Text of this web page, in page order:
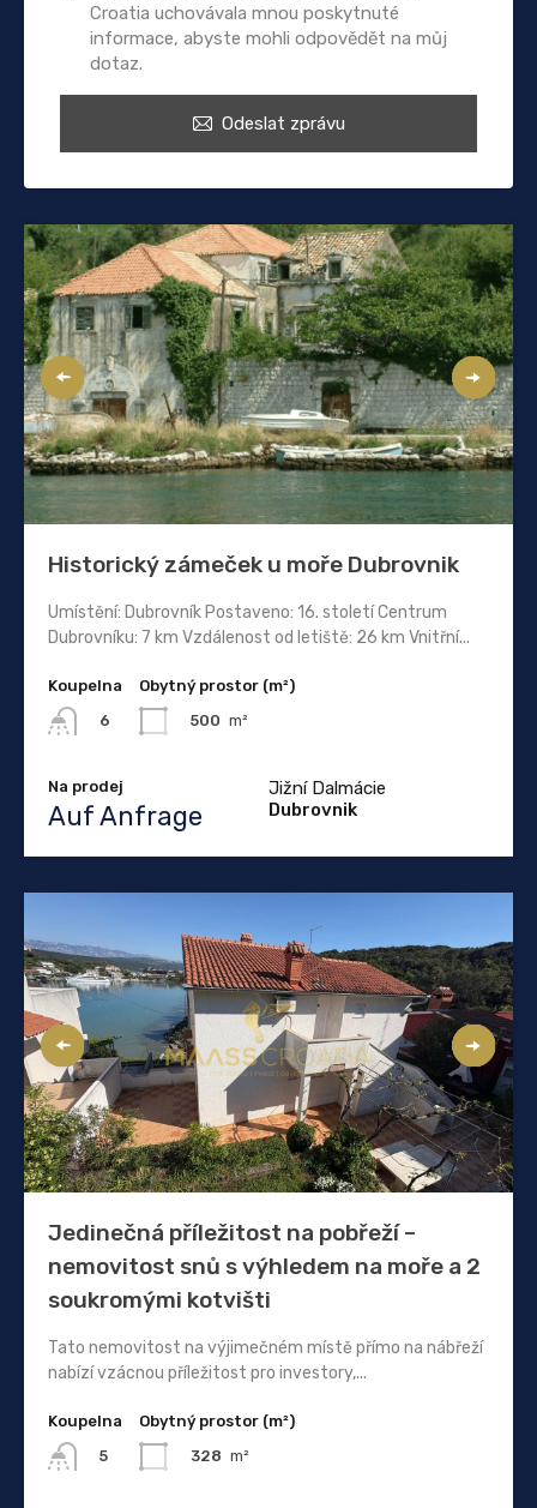
Croatia uchovávala mnou poskytnuté
informace, abyste mohli odpovědět na můj
dotaz.
Odeslat zprávu
Historický zámeček u moře Dubrovnik
Umístění: Dubrovník Postaveno: 16. století Centrum
Dubrovníku: 7 km Vzdálenost od letiště: 26 km Vnitřní...
Koupelna
6
Obytný prostor (m²)
500 m²
Na prodej
Auf Anfrage
Jižní Dalmácie
Dubrovnik
Jedinečná příležitost na pobřeží –
nemovitost snů s výhledem na moře a 2
soukromými kotvišti
Tato nemovitost na výjimečném místě přímo na nábřeží
nabízí vzácnou příležitost pro investory,...
Koupelna
5
Obytný prostor (m²)
328 m²